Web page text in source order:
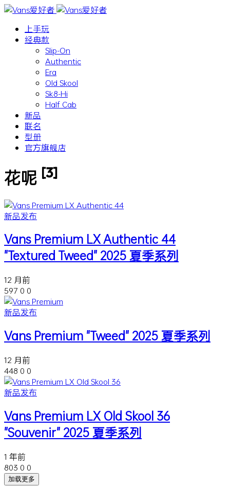
上手玩
经典款
Slip-On
Authentic
Era
Old Skool
Sk8-Hi
Half Cab
新品
联名
型册
官方旗舰店
花呢 [3]
新品发布
Vans Premium LX Authentic 44
"Textured Tweed" 2025 夏季系列
12 月前
597 0 0
新品发布
Vans Premium "Tweed" 2025 夏季系列
12 月前
448 0 0
新品发布
Vans Premium LX Old Skool 36
"Souvenir" 2025 夏季系列
1 年前
803 0 0
加载更多